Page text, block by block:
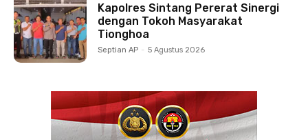
Kapolres Sintang Pererat Sinergi
dengan Tokoh Masyarakat
Tionghoa
Septian AP - 5 Agustus 2026